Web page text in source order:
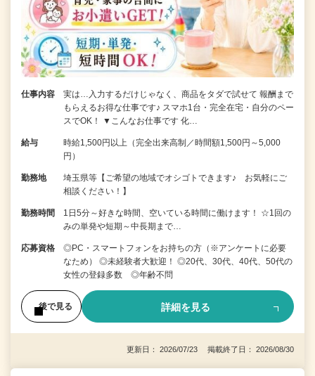
仕事内容
実は…入力するだけじゃなく、商品をタダで試せて 報酬まで
もらえるお得な仕事です♪ スマホ1台・完全在宅・自分のペー
スでOK！ ▼こんなお仕事です 化…
給与
時給1,500円以上（完全出来高制／時間額1,500円～5,000
円）
勤務地
埼玉県等【ご希望の地域でオシゴトできます♪ お気軽にご
相談ください！】
勤務時間
1日5分～好きな時間、空いている時間に働けます！ ☆1回の
みの単発や短期～中長期まで…
応募資格
◎PC・スマートフォンをお持ちの方（※アンケートに必要
なため） ◎未経験者大歓迎！ ◎20代、30代、40代、50代の
女性の登録多数 ◎年齢不問
後で見る 詳細を見る
更新日： 2026/07/23 掲載終了日： 2026/08/30